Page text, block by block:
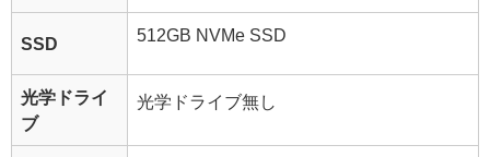
SSD 512GB NVMe SSD
光学ドライ
ブ
光学ドライブ無し